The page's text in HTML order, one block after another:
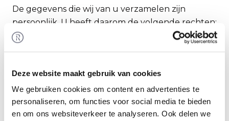
Deze website maakt gebruik van cookies
We gebruiken cookies om content en advertenties te
personaliseren, om functies voor social media te bieden
en om ons websiteverkeer te analyseren. Ook delen we
De gegevens die wij van u verzamelen zijn
persoonlijk. U heeft daarom de volgende rechten:
U mag ons vragen om inzage in uw gegevens.
het wissen van uw gegevens. In geval van
fraude, wanbetaling of andere onrechtmatige
handelingen kunnen wij enkele gegevens van
u bewaren in een register of op een zwarte